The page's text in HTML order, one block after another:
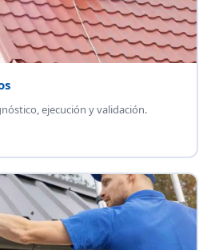
ejecución y validación.